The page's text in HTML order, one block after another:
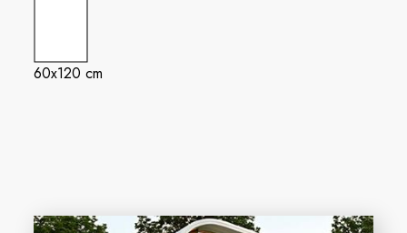
60x120 cm